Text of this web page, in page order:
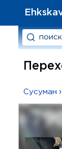
Сусуман ›